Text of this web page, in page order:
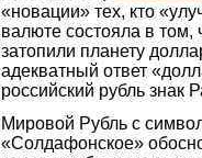
«новации» тех, кто
валюте состояла в том,
затопили планету
адекватный ответ
российский рубль знак
Мировой Рубль с
«Солдафонское»